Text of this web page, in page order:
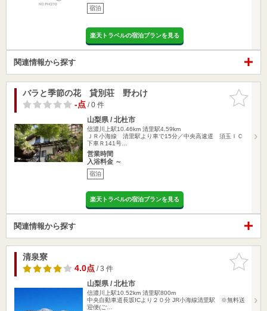
宿泊
楽天トラベルの宿泊プランを見る
関連情報から探す
お気に入
りに追加
バラと季節の花 貸別荘 野わけ
-点/ 0 件
山梨県 / 北杜市
信濃川上駅10.46km 清里駅4.59km
ＪＲ小海線 清里駅より車で15分／中央高速道 須玉ＩＣ
下車Ｒ141号…
営業時間
入浴料金 ～
宿泊
楽天トラベルの宿泊プランを見る
関連情報から探す
お気に入
りに追加
清泉寮
4.0点/ 3 件
山梨県 / 北杜市
信濃川上駅10.52km 清里駅800m
中央自動車道長坂ICより２０分 JR小海線清里駅 ※無料送
迎便(ご…